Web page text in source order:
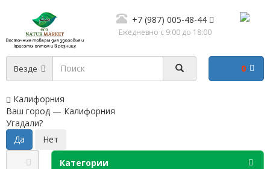
+7 (987) 005-48-44
Ежедневно с 9:00 до 18:00
Везде
Калифорния
Ваш город — Калифорния
Угадали?
0
Категории